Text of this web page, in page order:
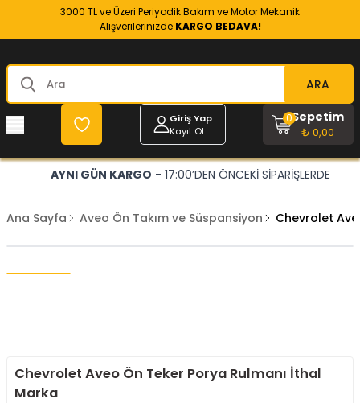
3000 TL ve Üzeri Periyodik Bakım ve Motor Mekanik
Alışverilerinizde KARGO BEDAVA!
ARA
Giriş Yap
Kayıt Ol
Sepetim
₺ 0,00
0
AYNI GÜN KARGO - 17:00’DEN ÖNCEKİ SİPARİŞLERDE
Ana Sayfa Aveo Ön Takım ve Süspansiyon Chevrolet
Chevrolet Aveo Ön Teker Porya Rulmanı İthal
Marka